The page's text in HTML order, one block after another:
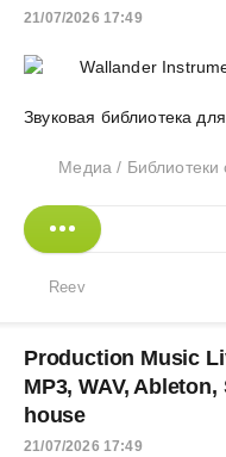
21/07/2026 17:49
Звуковая библиотека
Медиа / Библиотеки
Reev
Production Music
MP3, WAV,
house
21/07/2026 17:49